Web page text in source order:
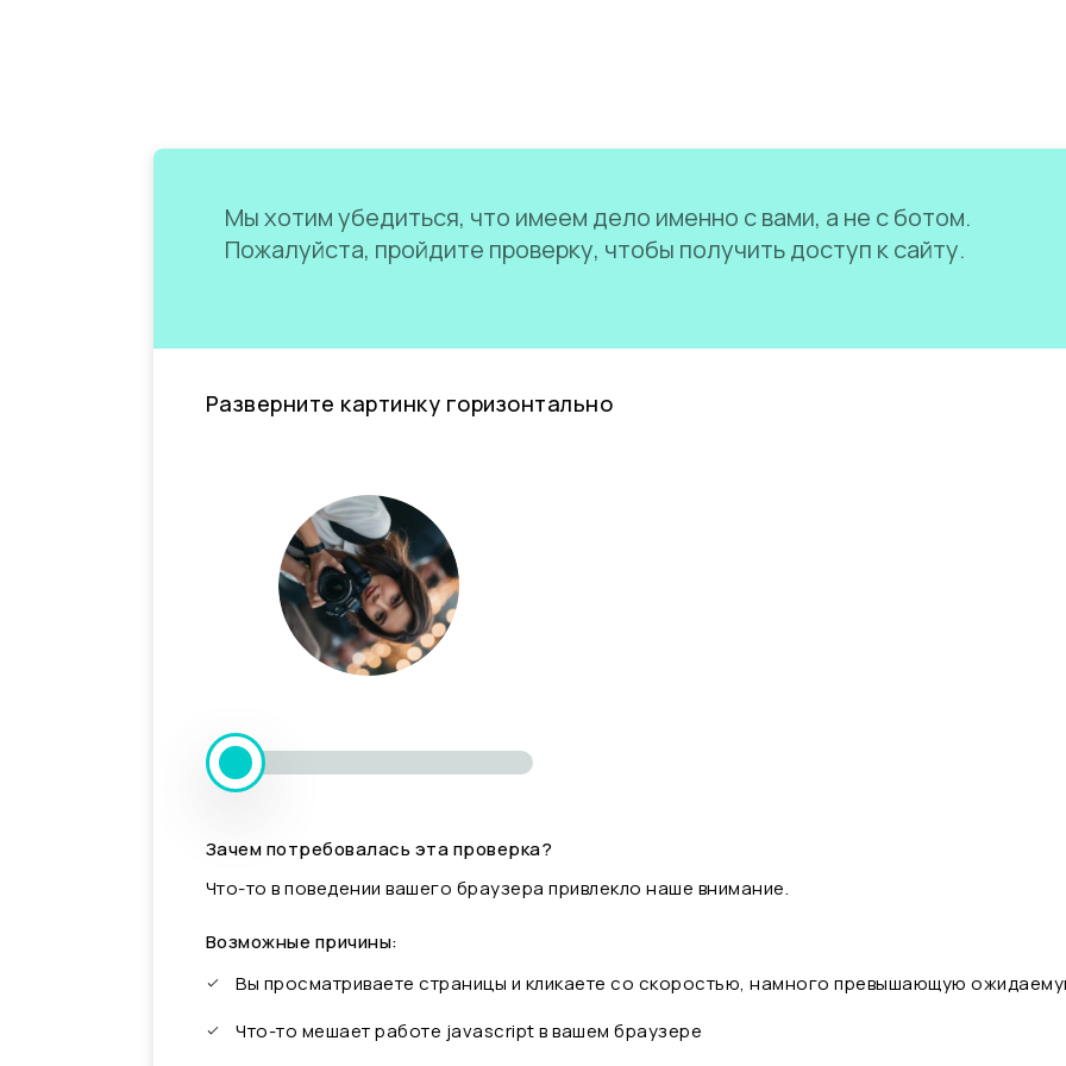
Мы хотим убедиться, что имеем дело именно с вами, а не с ботом.
Пожалуйста, пройдите проверку, чтобы получить доступ к сайту.
Разверните картинку горизонтально
Зачем потребовалась эта проверка?
Что-то в поведении вашего браузера привлекло наше внимание.
Возможные причины:
Вы просматриваете страницы и кликаете со скоростью, намного превышающую
Что-то мешает работе javascript в вашем браузере